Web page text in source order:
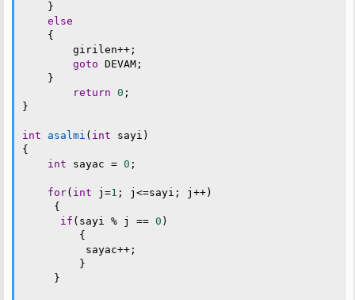
}
else
{
        girilen
++ ;
goto DEVAM ;
}
return 0 ;
}
int asalmi ( int sayi )
{
int sayac = 0 ;
for( int j =1 ; j <=sayi ; j ++)
{
if ( sayi % j == 0 )
{
          sayac
++ ;
}
}